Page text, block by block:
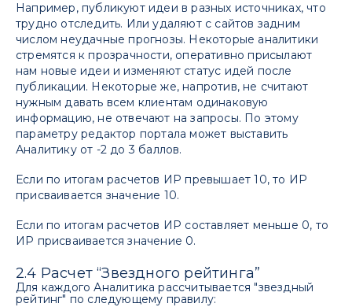
Например, публикуют идеи в разных источниках, что
трудно отследить. Или удаляют с сайтов задним
числом неудачные прогнозы. Некоторые аналитики
стремятся к прозрачности, оперативно присылают
нам новые идеи и изменяют статус идей после
публикации. Некоторые же, напротив, не считают
нужным давать всем клиентам одинаковую
информацию, не отвечают на запросы. По этому
параметру редактор портала может выставить
Аналитику от -2 до 3 баллов.
Если по итогам расчетов ИР превышает 10, то ИР
присваивается значение 10.
Если по итогам расчетов ИР составляет меньше 0, то
ИР присваивается значение 0.
2.4 Расчет “Звездного рейтинга”
Для каждого Аналитика рассчитывается "звездный
рейтинг" по следующему правилу: